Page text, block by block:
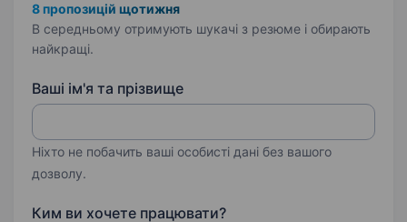
8 пропозицій щотижня
В середньому отримують шукачі з резюме і обирають
найкращі.
Ваші ім'я та прізвище
Ніхто не побачить ваші особисті дані без вашого
дозволу.
Ким ви хочете працювати?